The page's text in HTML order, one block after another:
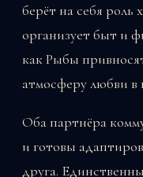
берёт на себя роль
организует быт и
как Рыбы
атмосферу любви в
Оба партнёра
и готовы
друга.